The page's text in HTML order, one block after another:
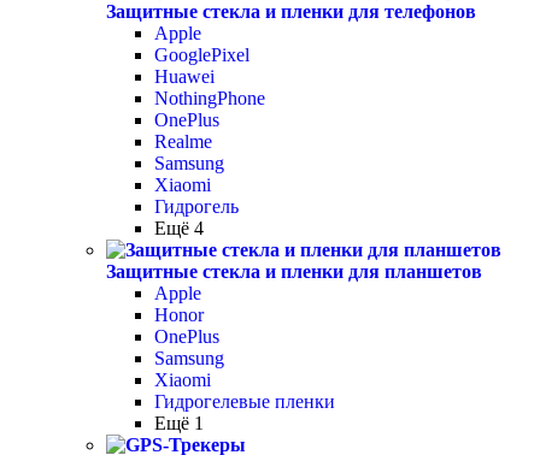
Защитные стекла и пленки для телефонов
Apple
GooglePixel
Huawei
NothingPhone
OnePlus
Realme
Samsung
Xiaomi
Гидрогель
Ещё 4
Защитные стекла и пленки для планшетов
Apple
Honor
OnePlus
Samsung
Xiaomi
Гидрогелевые пленки
Ещё 1